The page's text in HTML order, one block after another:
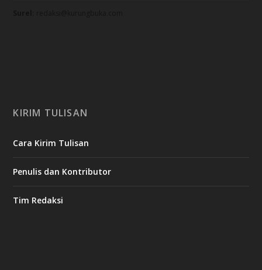
KIRIM TULISAN
Cara Kirim Tulisan
Penulis dan Kontributor
Tim Redaksi